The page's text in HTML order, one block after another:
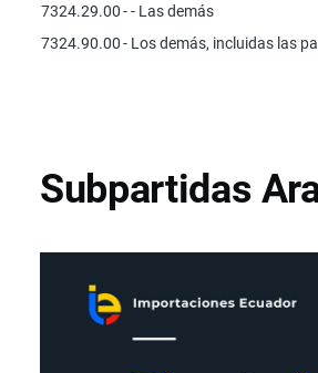
7324.29.00- - Las demás
7324.90.00- Los demás, incluidas las
Subpartidas